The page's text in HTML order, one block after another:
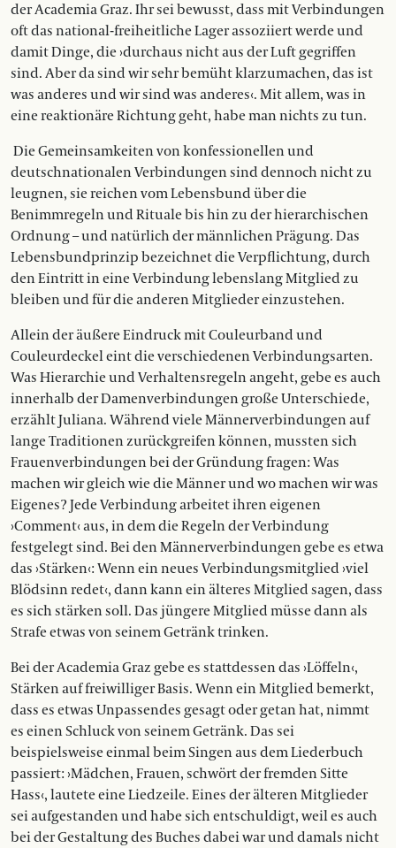
der Academia Graz. Ihr sei bewusst, dass mit Verbindungen
oft das national-freiheitliche Lager assoziiert werde und
damit Dinge, die ›durchaus nicht aus der Luft gegriffen
sind. Aber da sind wir sehr bemüht klarzumachen, das ist
was anderes und wir sind was anderes‹. Mit allem, was in
eine reaktionäre Richtung geht, habe man nichts zu tun.
Die Gemeinsamkeiten von konfessionellen und
deutschnationalen Verbindungen sind dennoch nicht zu
leugnen, sie reichen vom Lebensbund über die
Benimmregeln und Rituale bis hin zu der hierarchischen
Ordnung – und natürlich der männlichen Prägung. Das
Lebensbundprinzip bezeichnet die Verpflichtung, durch
den Eintritt in eine Verbindung lebenslang Mitglied zu
bleiben und für die anderen Mitglieder einzustehen.
Allein der äußere Eindruck mit Couleurband und
Couleurdeckel eint die verschiedenen Verbindungsarten.
Was Hierarchie und Verhaltensregeln angeht, gebe es auch
innerhalb der Damenverbindungen große Unterschiede,
erzählt Juliana. Während viele Männerverbindungen auf
lange Traditionen zurückgreifen können, mussten sich
Frauenverbindungen bei der Gründung fragen: Was
machen wir gleich wie die Männer und wo machen wir was
Eigenes? Jede Verbindung arbeitet ihren eigenen
›Comment‹ aus, in dem die Regeln der Verbindung
festgelegt sind. Bei den Männerverbindungen gebe es etwa
das ›Stärken‹: Wenn ein neues Verbindungsmitglied ›viel
Blödsinn redet‹, dann kann ein älteres Mitglied sagen, dass
es sich stärken soll. Das jüngere Mitglied müsse dann als
Strafe etwas von seinem Getränk trinken.
Bei der Academia Graz gebe es stattdessen das ›Löffeln‹,
Stärken auf freiwilliger Basis. Wenn ein Mitglied bemerkt,
dass es etwas Unpassendes gesagt oder getan hat, nimmt
es einen Schluck von seinem Getränk. Das sei
beispielsweise einmal beim Singen aus dem Liederbuch
passiert: ›Mädchen, Frauen, schwört der fremden Sitte
Hass‹, lautete eine Liedzeile. Eines der älteren Mitglieder
sei aufgestanden und habe sich entschuldigt, weil es auch
bei der Gestaltung des Buches dabei war und damals nicht